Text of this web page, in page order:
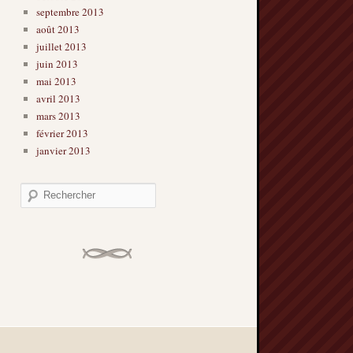
septembre 2013
août 2013
juillet 2013
juin 2013
mai 2013
avril 2013
mars 2013
février 2013
janvier 2013